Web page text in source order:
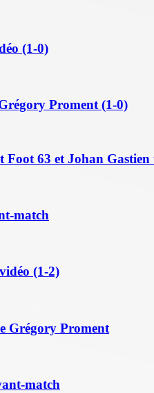
(1-0)
Proment (1-0)
63 et Johan
match
(1-2)
Grégory Proment
match